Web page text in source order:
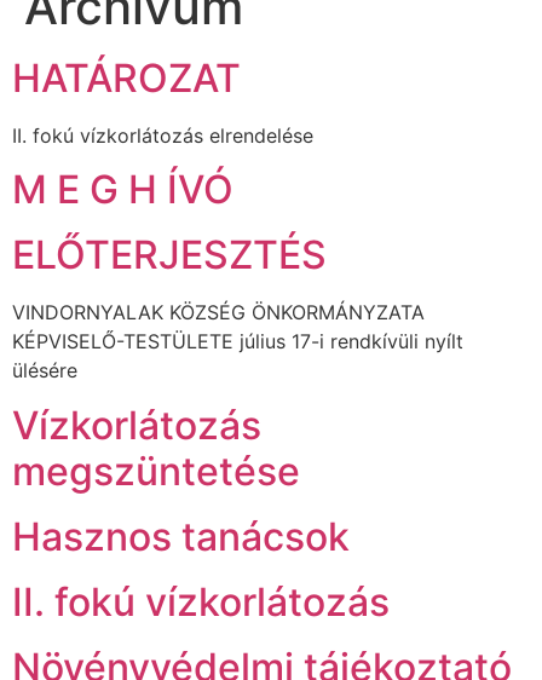
HATÁROZAT
II. fokú vízkorlátozás elrendelése
M E G H ÍVÓ
ELŐTERJESZTÉS
VINDORNYALAK KÖZSÉG ÖNKORMÁNYZATA
KÉPVISELŐ-TESTÜLETE július 17-i rendkívüli nyílt
ülésére
Vízkorlátozás
megszüntetése
Hasznos tanácsok
II. fokú vízkorlátozás
Növényvédelmi tájékoztató